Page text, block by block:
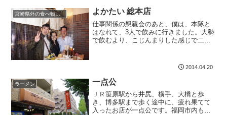
宮崎県外の食べ物屋さん。 よかたい 総本店
仕事関係の懇親会のあと、僕は、本隊と
はなれて、3人で飲みに行きました。大勢
で飲むより、こじんまりした感じで二次
ち飲み屋さんに行きたいと思っていたの
2014.04.20
ラーメン 一点公
ＪＲ笹原駅から井尻、横手、大橋と歩
き、博多駅まで歩く途中に、疲れ果てて
入ったお店が一点公です。福岡市内も本